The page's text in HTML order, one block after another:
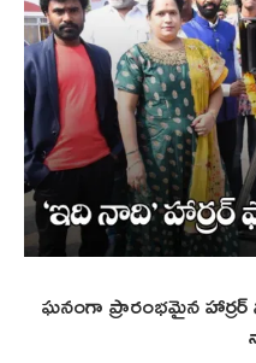
ఘనంగా ప్రారంభమైన హార్రర్